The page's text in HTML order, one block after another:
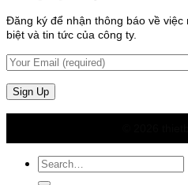
Đăng ký để nhận thông báo về
biệt và tin tức của công ty.
Search
for: